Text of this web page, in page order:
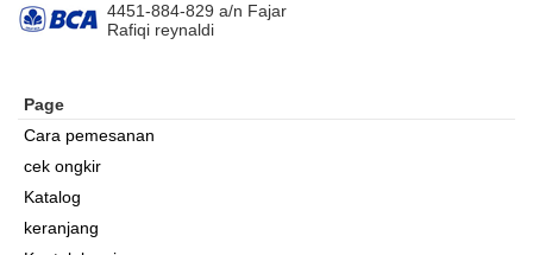
4451-884-829 a/n Fajar
Rafiqi reynaldi
Page
Cara pemesanan
cek ongkir
Katalog
keranjang